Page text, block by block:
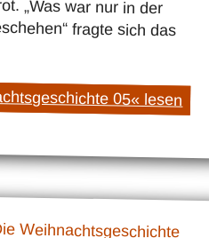
05« lesen